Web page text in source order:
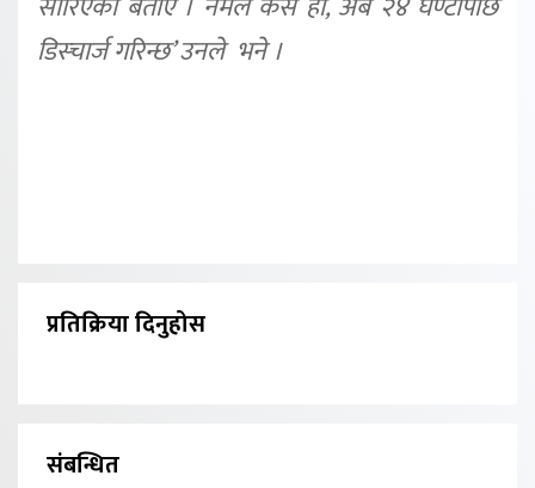
डिस्चार्ज गरिन्छ’ उनले भने ।
प्रतिक्रिया दिनुहोस
संबन्धित